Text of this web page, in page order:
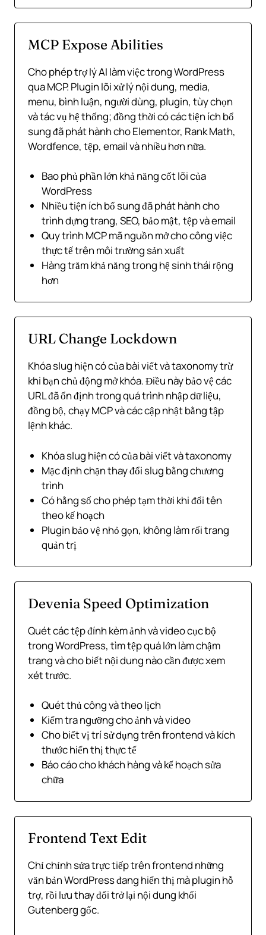
MCP Expose Abilities
Cho phép trợ lý AI làm việc trong WordPress
qua MCP. Plugin lõi xử lý nội dung, media,
menu, bình luận, người dùng, plugin, tùy chọn
và tác vụ hệ thống; đồng thời có các tiện ích bổ
sung đã phát hành cho Elementor, Rank Math,
Wordfence, tệp, email và nhiều hơn nữa.
Bao phủ phần lớn khả năng cốt lõi của
WordPress
Nhiều tiện ích bổ sung đã phát hành cho
trình dựng trang, SEO, bảo mật, tệp và email
Quy trình MCP mã nguồn mở cho công việc
thực tế trên môi trường sản xuất
Hàng trăm khả năng trong hệ sinh thái rộng
hơn
URL Change Lockdown
Khóa slug hiện có của bài viết và taxonomy trừ
khi bạn chủ động mở khóa. Điều này bảo vệ các
URL đã ổn định trong quá trình nhập dữ liệu,
đồng bộ, chạy MCP và các cập nhật bằng tập
lệnh khác.
Khóa slug hiện có của bài viết và taxonomy
Mặc định chặn thay đổi slug bằng chương
trình
Có hằng số cho phép tạm thời khi đổi tên
theo kế hoạch
Plugin bảo vệ nhỏ gọn, không làm rối trang
quản trị
Devenia Speed Optimization
Quét các tệp đính kèm ảnh và video cục bộ
trong WordPress, tìm tệp quá lớn làm chậm
trang và cho biết nội dung nào cần được xem
xét trước.
Quét thủ công và theo lịch
Kiểm tra ngưỡng cho ảnh và video
Cho biết vị trí sử dụng trên frontend và kích
thước hiển thị thực tế
Báo cáo cho khách hàng và kế hoạch sửa
chữa
Frontend Text Edit
Chỉ chỉnh sửa trực tiếp trên frontend những
văn bản WordPress đang hiển thị mà plugin hỗ
trợ, rồi lưu thay đổi trở lại nội dung khối
Gutenberg gốc.